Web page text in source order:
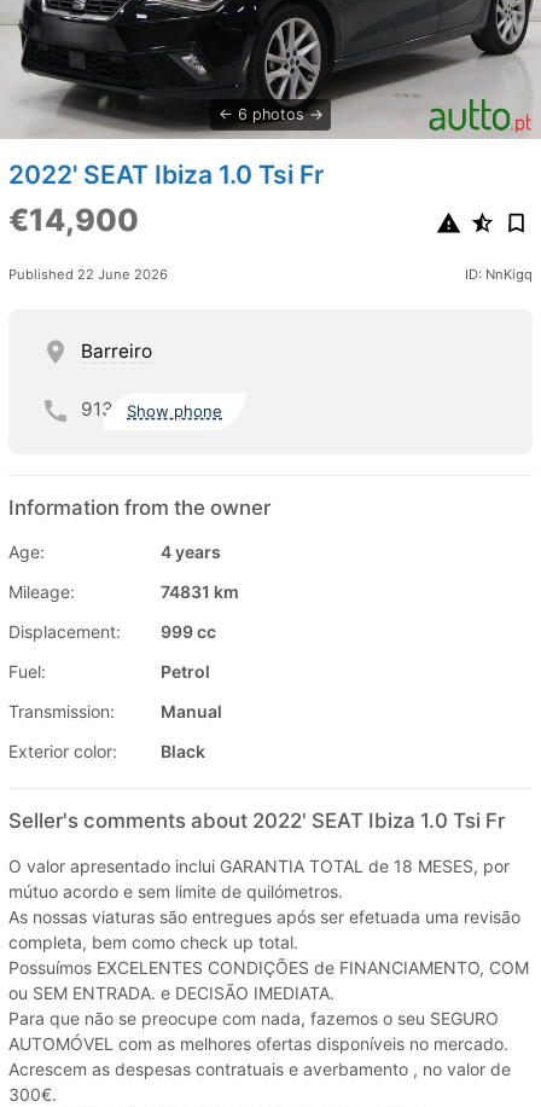
6 photos
2022' SEAT Ibiza 1.0 Tsi Fr
€14,900
Published 22 June 2026 ID: NnKigq
Barreiro
913 Show phone
Information from the owner
Age:
4 years
Mileage:
74831 km
Displacement:
999 cc
Fuel:
Petrol
Transmission:
Manual
Exterior color:
Black
Seller's comments about 2022' SEAT Ibiza 1.0 Tsi Fr
O valor apresentado inclui GARANTIA TOTAL de 18 MESES, por
mútuo acordo e sem limite de quilómetros.
As nossas viaturas são entregues após ser efetuada uma revisão
completa, bem como check up total.
Possuímos EXCELENTES CONDIÇÕES de FINANCIAMENTO, COM
ou SEM ENTRADA. e DECISÃO IMEDIATA.
Para que não se preocupe com nada, fazemos o seu SEGURO
AUTOMÓVEL com as melhores ofertas disponíveis no mercado.
Acrescem as despesas contratuais e averbamento , no valor de
300€.